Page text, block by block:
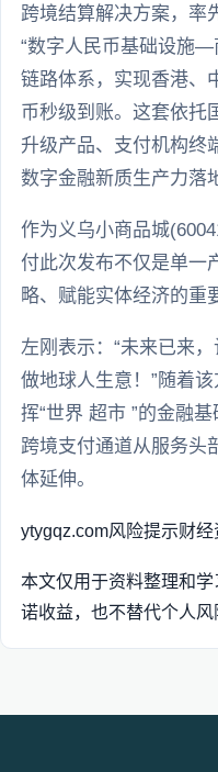
跨境结算解决方案，率
“数字人民币基础设施
链路体系，实现香港、
币秒级到账。这套依托
升级产品、支付机构终
数字金融新质生产力落
作为义乌小商品城
付此次发布不仅是单一
略、赋能实体经济的重
左刚表示：“未来已来
做地球人生意！”随着
挥“世界 超市 ”的金融
跨境支付通道从服务头
体延伸。
ytygqz.com风险提示财经
本文仅用于资料整理和
诺收益，也不替代个人风